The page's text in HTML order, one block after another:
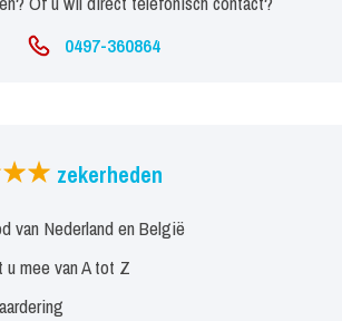
0497-360864
zekerheden
van Nederland en België
mee van A tot Z